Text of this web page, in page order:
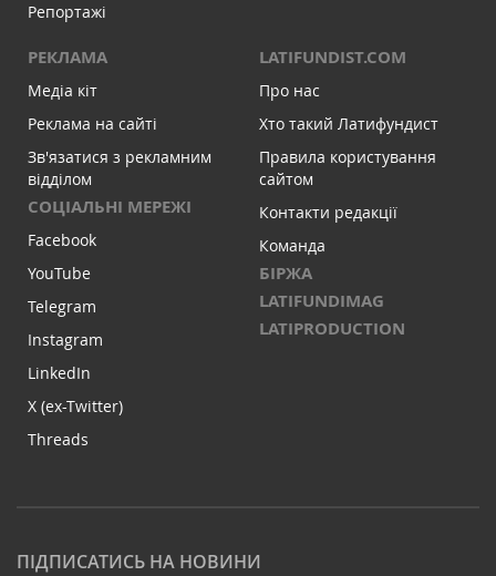
Репортажі
РЕКЛАМА
Медіа кіт
Реклама на сайті
Зв'язатися з рекламним
відділом
СОЦІАЛЬНІ МЕРЕЖІ
Facebook
YouTube
Telegram
Instagram
LinkedIn
X (ex-Twitter)
Threads
LATIFUNDIST.COM
Про нас
Хто такий Латифундист
Правила користування
сайтом
Контакти редакції
Команда
БІРЖА
LATIFUNDIMAG
LATIPRODUCTION
ПІДПИСАТИСЬ НА НОВИНИ